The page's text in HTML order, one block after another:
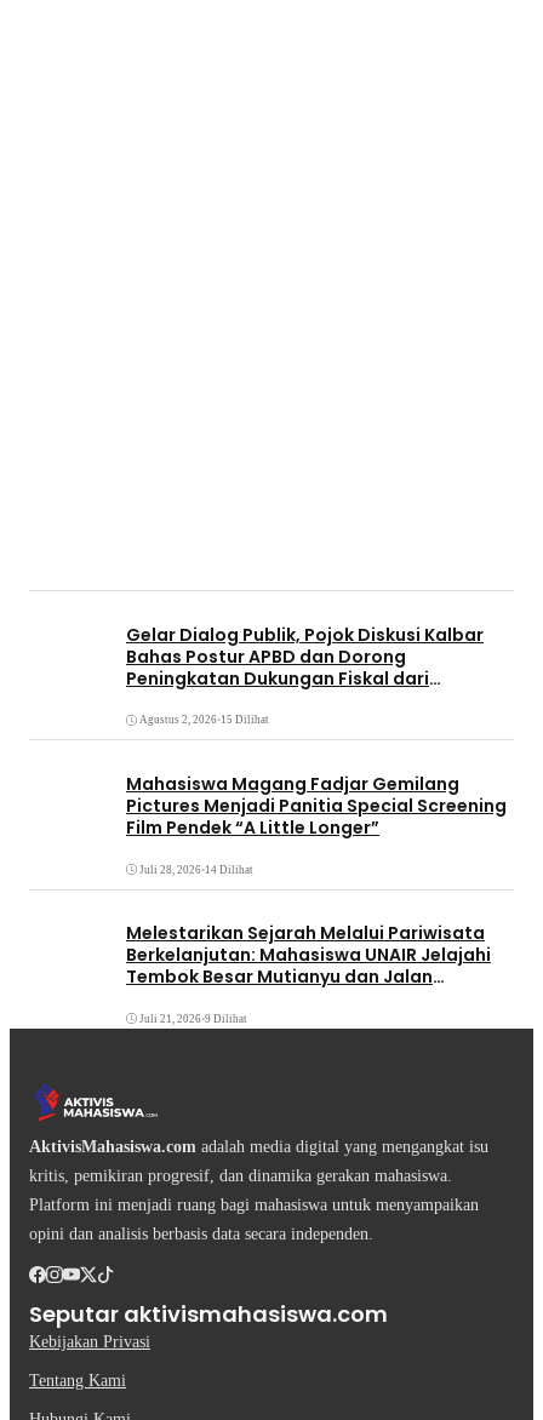
Gelar Dialog Publik, Pojok Diskusi Kalbar
Bahas Postur APBD dan Dorong
Peningkatan Dukungan Fiskal dari
Agustus 2, 2026•15 Dilihat
Mahasiswa Magang Fadjar Gemilang
Pictures Menjadi Panitia Special Screening
Film Pendek “A Little Longer”
Juli 28, 2026•14 Dilihat
Melestarikan Sejarah Melalui Pariwisata
Berkelanjutan: Mahasiswa UNAIR Jelajahi
Tembok Besar Mutianyu dan Jalan
Juli 21, 2026•9 Dilihat
AktivisMahasiswa.com adalah media digital yang mengangkat isu
kritis, pemikiran progresif, dan dinamika gerakan mahasiswa.
Platform ini menjadi ruang bagi mahasiswa untuk menyampaikan
opini dan analisis berbasis data secara independen.
Seputar aktivismahasiswa.com
Kebijakan Privasi
Tentang Kami